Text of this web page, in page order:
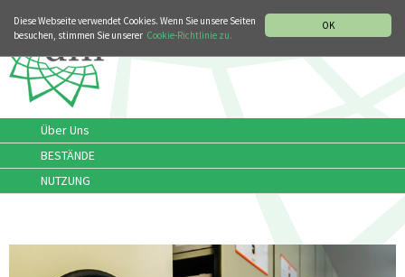
OK
Diese Webseite verwendet Cookies. Wenn Sie unsere Seiten
besuchen, stimmen Sie unserer Cookie-Richtlinie zu.
Über Uns
BESTÄNDE
NUTZUNG